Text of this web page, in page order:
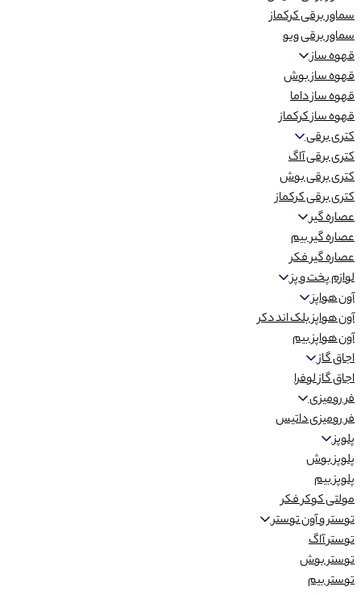
سماور برقی کرکماز
سماور برقی ویو
قهوه ساز
قهوه ساز بوش
قهوه ساز داما
قهوه ساز کرکماز
کتری برقی
کتری برقی آاگ
کتری برقی بوش
کتری برقی کرکماز
عصاره گیر
عصاره گیر بیم
عصاره گیر فکر
لوازم پخت و پز
آون هواپز
آون هواپز بلک اند دکر
آون هواپز بیم
اجاق گاز
اجاق گاز لوفرا
فر رومیزی
فر رومیزی داتیس
پلوپز
پلوپز بوش
پلوپز بیم
مولتی کوکر فکر
توستر و آون توستر
توستر آاگ
توستر بوش
توستر بیم